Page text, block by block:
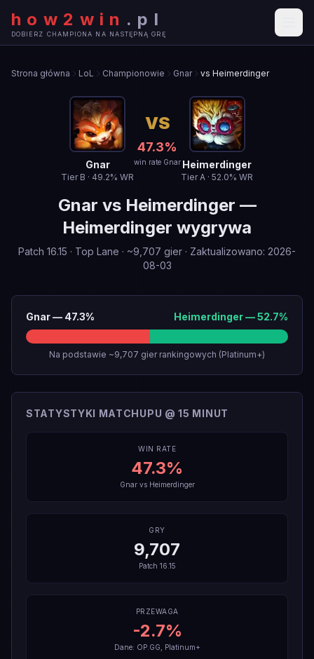
how2win . pl
DOBIERZ CHAMPIONA NA NASTĘPNĄ GRĘ
Strona główna LoL Championowie Gnar vs Heimerdinger
Gnar
Tier B · 49.2% WR
VS
47.3%
win rate Gnar Heimerdinger
TierA · 52.0% WR
Gnar vs Heimerdinger —
Heimerdinger wygrywa
Patch 16.15 · Top Lane · ~9,707 gier · Zaktualizowano: 2026-
08-03
Gnar— 47.3% Heimerdinger—52.7%
Na podstawie ~9,707 gier rankingowych (Platinum+)
STATYSTYKI MATCHUPU @ 15 MINUT
WIN RATE
47.3%
Gnarvs Heimerdinger
GRY
9,707
Patch 16.15
PRZEWAGA
-2.7%
Dane: OP.GG, Platinum+